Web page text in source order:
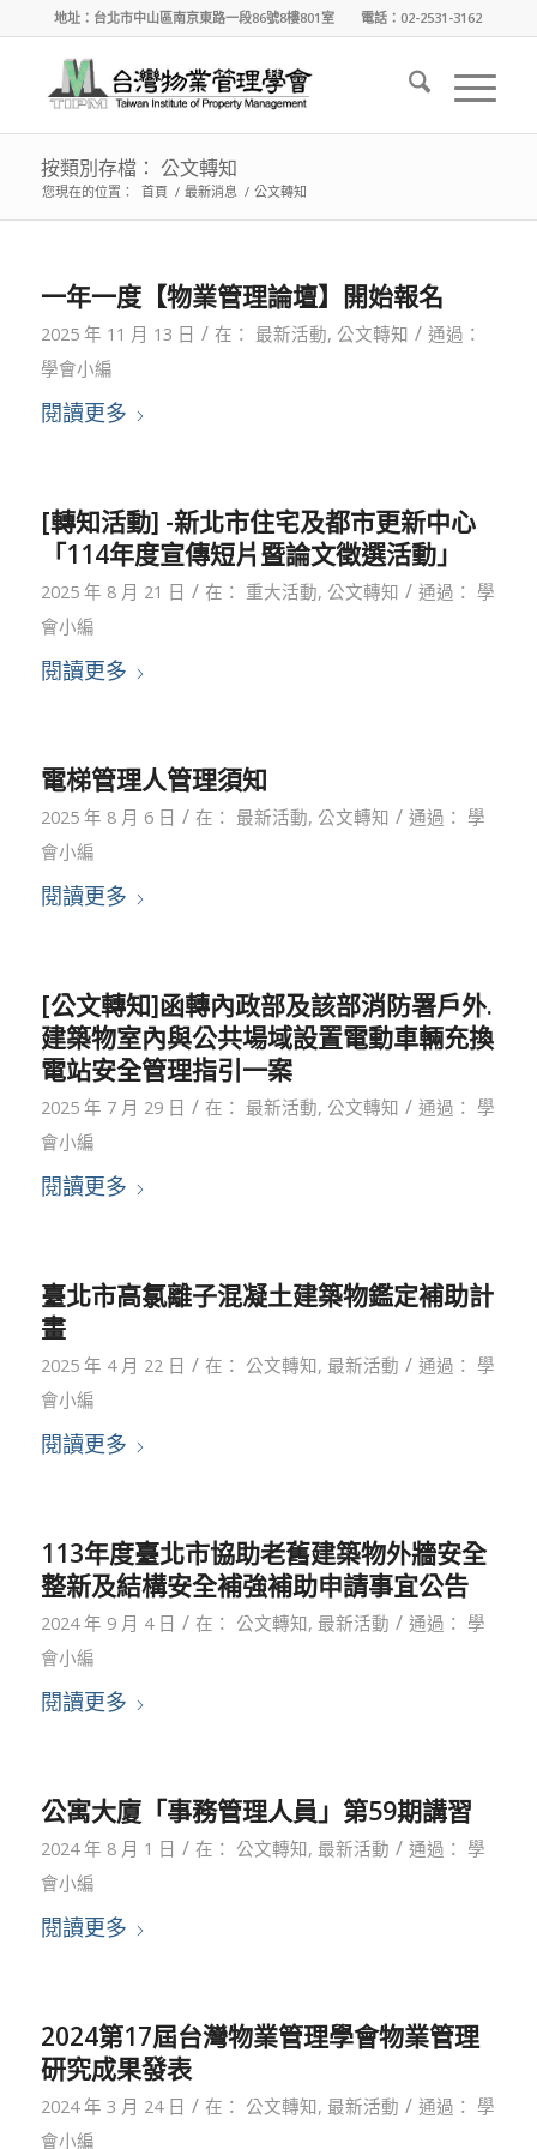
地址：台北市中山區南京東路一段86號8樓801室 電話：02-2531-3162
按類別存檔： 公文轉知
您現在的位置： 首頁 / 最新消息 / 公文轉知
一年一度【物業管理論壇】開始報名
2025 年 11 月 13 日 / 在： 最新活動, 公文轉知 / 通過：
學會小編
閱讀更多
[轉知活動] -新北市住宅及都市更新中心
「114年度宣傳短片暨論文徵選活動」
2025 年 8 月 21 日 / 在： 重大活動, 公文轉知 / 通過： 學
會小編
閱讀更多
電梯管理人管理須知
2025 年 8 月 6 日 / 在： 最新活動, 公文轉知 / 通過： 學
會小編
閱讀更多
[公文轉知]函轉內政部及該部消防署戶外.
建築物室內與公共場域設置電動車輛充換
電站安全管理指引一案
2025 年 7 月 29 日 / 在： 最新活動, 公文轉知 / 通過： 學
會小編
閱讀更多
臺北市高氯離子混凝土建築物鑑定補助計
畫
2025 年 4 月 22 日 / 在： 公文轉知, 最新活動 / 通過： 學
會小編
閱讀更多
113年度臺北市協助老舊建築物外牆安全
整新及結構安全補強補助申請事宜公告
2024 年 9 月 4 日 / 在： 公文轉知, 最新活動 / 通過： 學
會小編
閱讀更多
公寓大廈「事務管理人員」第59期講習
2024 年 8 月 1 日 / 在： 公文轉知, 最新活動 / 通過： 學
會小編
閱讀更多
2024第17屆台灣物業管理學會物業管理
研究成果發表
2024 年 3 月 24 日 / 在： 公文轉知, 最新活動 / 通過： 學
會小編